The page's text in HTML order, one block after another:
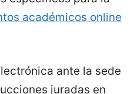
académicos online
ante la sede
juradas en